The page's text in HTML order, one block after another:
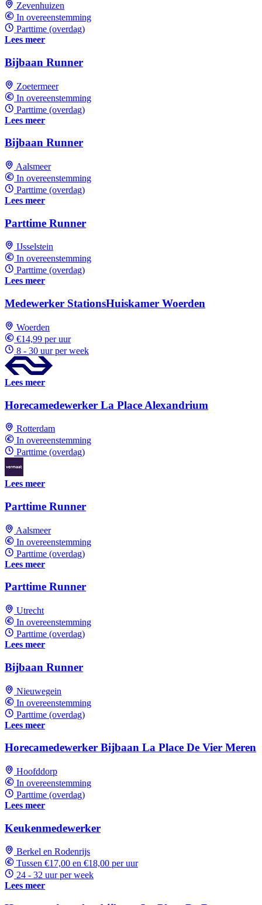
Zevenhuizen
In overeenstemming
Parttime (overdag)
Lees meer
Bijbaan Runner
Zoetermeer
In overeenstemming
Parttime (overdag)
Lees meer
Bijbaan Runner
Aalsmeer
In overeenstemming
Parttime (overdag)
Lees meer
Parttime Runner
IJsselstein
In overeenstemming
Parttime (overdag)
Lees meer
Medewerker StationsHuiskamer Woerden
Woerden
€14,99 per uur
8 - 30 uur per week
Lees meer
Horecamedewerker La Place Alexandrium
Rotterdam
In overeenstemming
Parttime (overdag)
Lees meer
Parttime Runner
Aalsmeer
In overeenstemming
Parttime (overdag)
Lees meer
Parttime Runner
Utrecht
In overeenstemming
Parttime (overdag)
Lees meer
Bijbaan Runner
Nieuwegein
In overeenstemming
Parttime (overdag)
Lees meer
Horecamedewerker Bijbaan La Place De Vier Meren
Hoofddorp
In overeenstemming
Parttime (overdag)
Lees meer
Keukenmedewerker
Berkel en Rodenrijs
Tussen €17,00 en €18,00 per uur
24 - 32 uur per week
Lees meer